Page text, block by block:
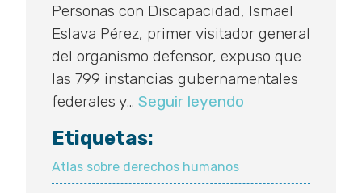
Personas con Discapacidad, Ismael
Eslava Pérez, primer visitador general
del organismo defensor, expuso que
las 799 instancias gubernamentales
federales y… Seguir leyendo
Etiquetas:
Atlas sobre derechos humanos